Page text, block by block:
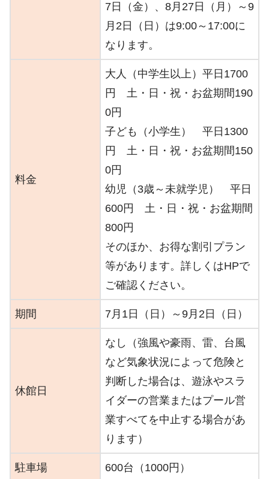
7日（金）、8月27日（月）～9
月2日（日）は9:00～17:00に
なります。
料金
大人（中学生以上）平日1700
円 土・日・祝・お盆期間190
0円
子ども（小学生） 平日1300
円 土・日・祝・お盆期間150
0円
幼児（3歳～未就学児） 平日
600円 土・日・祝・お盆期間
800円
そのほか、お得な割引プラン
等があります。詳しくはHPで
ご確認ください。
期間 7月1日（日）～9月2日（日）
休館日
なし（強風や豪雨、雷、台風
など気象状況によって危険と
判断した場合は、遊泳やスラ
イダーの営業またはプール営
業すべてを中止する場合があ
ります）
駐車場 600台（1000円）